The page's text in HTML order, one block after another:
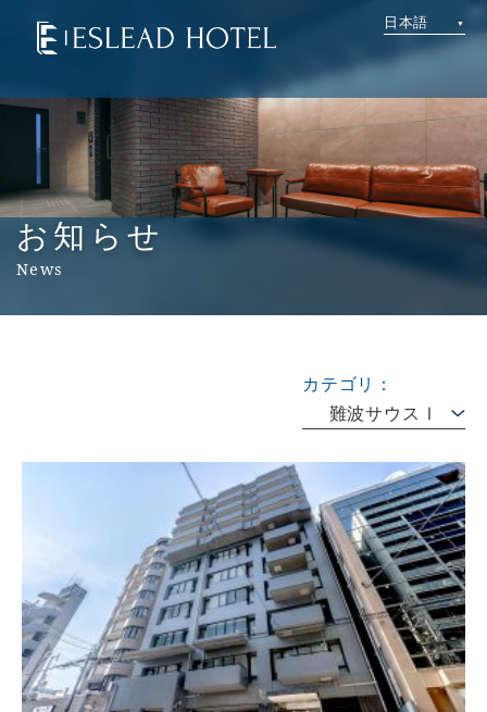
日本語
お知らせ
News
カテゴリ：
難波サウスⅠ